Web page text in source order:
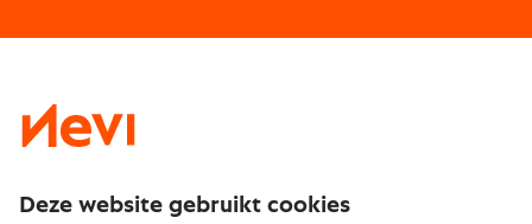
Traineeship
Nevi 2
Deze website gebruikt cookies